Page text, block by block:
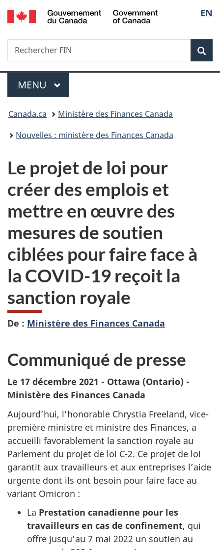
Passer
au
Passer
à
du
Passer
à
simplifiée
de
la
EN
Recherche
Rechercher
FIN
Menu
MENU PRINCIPAL
Vous
êtes
Canada.ca
Ministère des Finances Canada
Nouvelles : ministère des Finances Canada
Le projet de loi pour
créer des emplois et
mettre en œuvre des
mesures de soutien
ciblées pour faire face à
la COVID-19 reçoit la
sanction royale
De : Ministère des Finances Canada
Communiqué de presse
Le 17 décembre 2021 - Ottawa (Ontario) -
Ministère des Finances Canada
Aujourd’hui, l’honorable Chrystia Freeland, vice-
première ministre et ministre des Finances, a
accueilli favorablement la sanction royale au
Parlement du projet de loi C-2. Ce projet de loi
garantit aux travailleurs et aux entreprises l’aide
urgente dont ils ont besoin pour faire face au
variant Omicron :
La Prestation canadienne pour les
travailleurs en cas de confinement, qui
offre jusqu’au 7 mai 2022 un soutien au